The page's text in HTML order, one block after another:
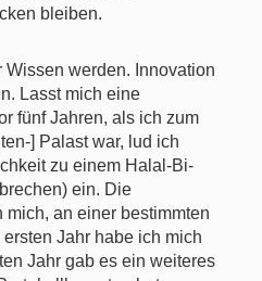
bleiben.
Wissen werden. Innovation
Lasst mich eine
fünf Jahren, als ich zum
] Palast war, lud ich
zu einem Halal-Bi-
ein. Die
mich, an einer bestimmten
Jahr habe ich mich
Jahr gab es ein weiteres